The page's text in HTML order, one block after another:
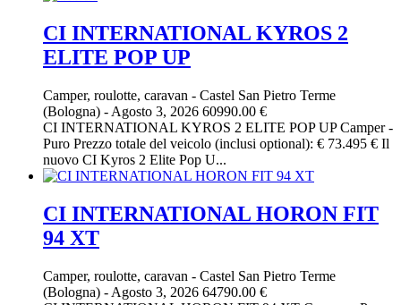
CI INTERNATIONAL KYROS 2
ELITE POP UP
Camper, roulotte, caravan - Castel San Pietro Terme
(Bologna) - Agosto 3, 2026 60990.00 €
CI INTERNATIONAL KYROS 2 ELITE POP UP Camper -
Puro Prezzo totale del veicolo (inclusi optional): € 73.495 € Il
nuovo CI Kyros 2 Elite Pop U...
CI INTERNATIONAL HORON FIT
94 XT
Camper, roulotte, caravan - Castel San Pietro Terme
(Bologna) - Agosto 3, 2026 64790.00 €